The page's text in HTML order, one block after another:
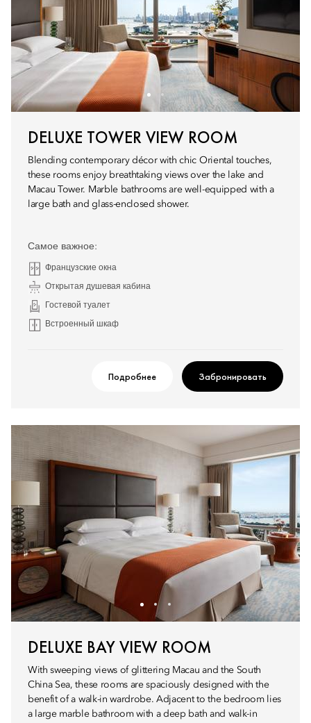
DELUXE TOWER VIEW ROOM
Blending contemporary décor with chic Oriental touches,
these rooms enjoy breathtaking views over the lake and
Macau Tower. Marble bathrooms are well-equipped with a
large bath and glass-enclosed shower.
Самое важное:
Французские окна
Открытая душевая кабина
Гостевой туалет
Встроенный шкаф
Подробнее Забронировать
DELUXE BAY VIEW ROOM
With sweeping views of glittering Macau and the South
China Sea, these rooms are spaciously designed with the
benefit of a walk-in wardrobe. Adjacent to the bedroom lies
a large marble bathroom with a deep bath and walk-in